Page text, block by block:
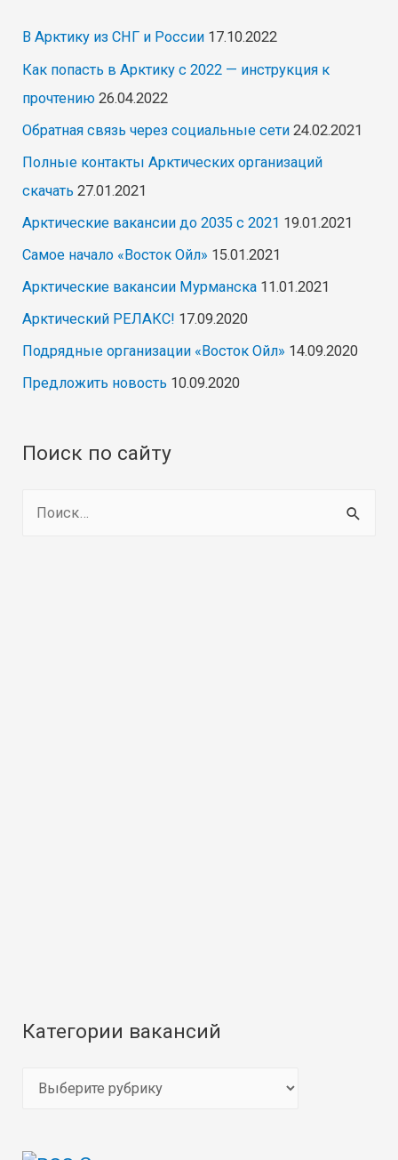
В Арктику из СНГ и России 17.10.2022
Как попасть в Арктику с 2022 — инструкция к
прочтению 26.04.2022
Обратная связь через социальные сети 24.02.2021
Полные контакты Арктических организаций
скачать 27.01.2021
Арктические вакансии до 2035 с 2021 19.01.2021
Самое начало «Восток Ойл» 15.01.2021
Арктические вакансии Мурманска 11.01.2021
Арктический РЕЛАКС! 17.09.2020
Подрядные организации «Восток Ойл» 14.09.2020
Предложить новость 10.09.2020
Поиск по сайту
Категории вакансий